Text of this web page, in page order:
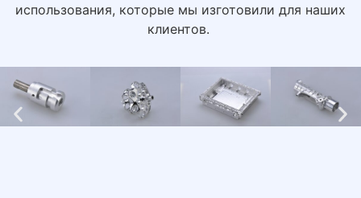
использования, которые мы изготовили для наших
клиентов.